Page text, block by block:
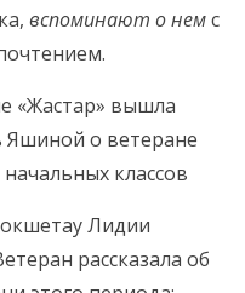
вспоминают о немс
«Жастар» вышла
Яшиной о ветеране
классов
Лидии
рассказала об